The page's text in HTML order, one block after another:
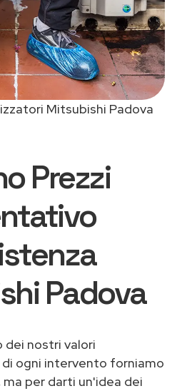
Mitsubishi Padova
Prezzi
Padova
dei nostri valori
ogni intervento forniamo
per darti un'idea dei